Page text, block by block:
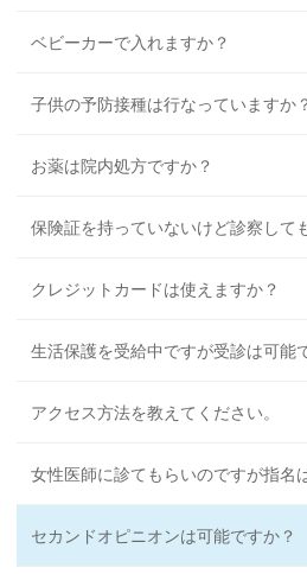
ベビーカーで入れますか？
子供の予防接種は行なっていますか
お薬は院内処方ですか？
保険証を持っていないけど診察して
クレジットカードは使えますか？
生活保護を受給中ですが受診は可能
アクセス方法を教えてください。
女性医師に診てもらいのですが指名
セカンドオピニオンは可能ですか？